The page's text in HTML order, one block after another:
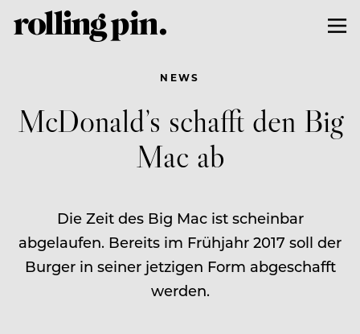
NEWS
McDonald’s schafft den Big
Mac ab
Die Zeit des Big Mac ist scheinbar
abgelaufen. Bereits im Frühjahr 2017 soll der
Burger in seiner jetzigen Form abgeschafft
werden.